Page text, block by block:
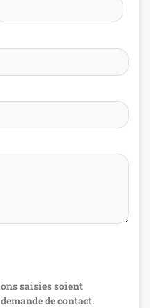
saisies soient
de contact.